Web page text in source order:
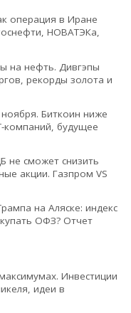
операция в Иране
НОВАТЭКа,
на нефть. Дивгэпы
рекорды золота и
Биткоин ниже
компаний, будущее
не сможет снизить
акции. Газпром VS
на Аляске: индекс
ОФЗ? Отчет
Инвестиции
идеи в